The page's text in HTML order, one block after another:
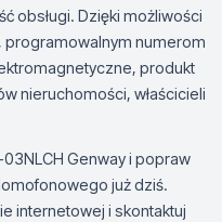
obsługi. Dzięki możliwości
programowalnym numerom
produkt
nieruchomości, właścicieli
Genway i popraw
już dziś.
internetowej i skontaktuj